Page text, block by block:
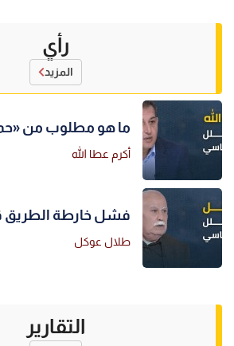
رأي
المزيد
ما هو مطلوب من
أكرم عطا الله
فشل خارطة الطريق
طلال عوكل
التقارير